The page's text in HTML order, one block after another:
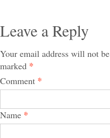
Leave a Reply
Your email address will not
marked *
Comment *
Name *